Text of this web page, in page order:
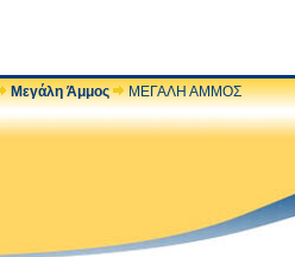
Μεγάλη Άμμος ΜΕΓΑΛΗ ΑΜΜΟΣ